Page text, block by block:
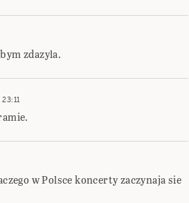
zdazyla.
23:11
w Polsce koncerty zaczynaja sie